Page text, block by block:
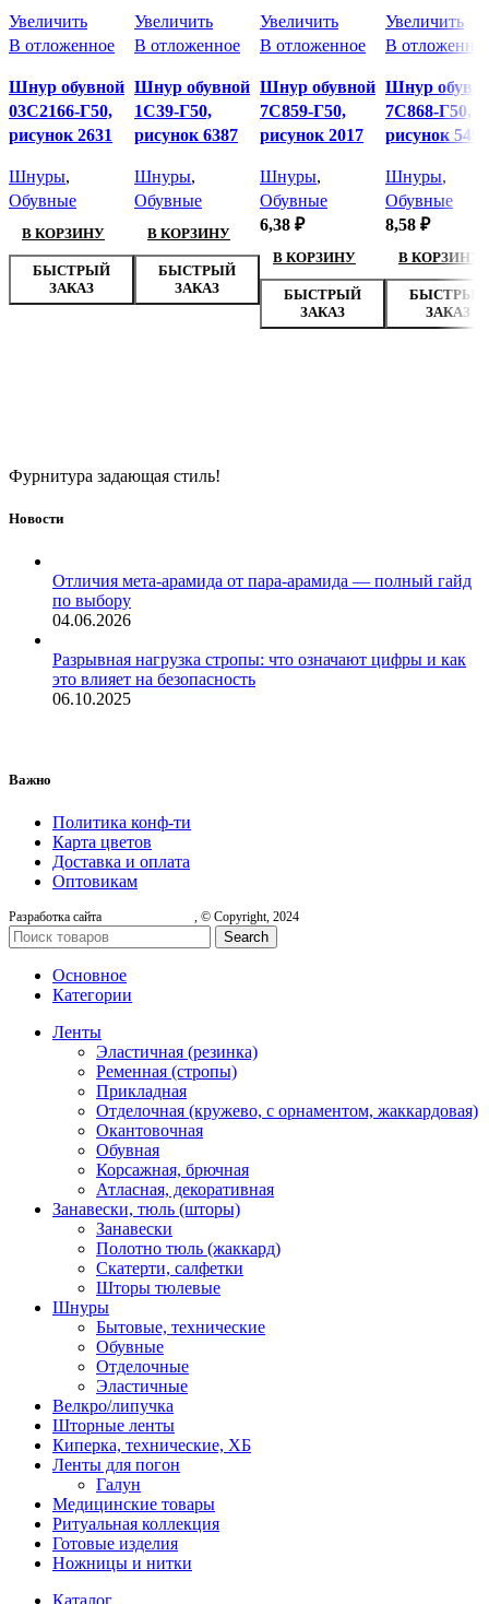
Увеличить
В отложенное
Шнур обувной
03С2166-Г50,
рисунок 2631
Шнуры,
Обувные
В КОРЗИНУ
БЫСТРЫЙ
ЗАКАЗ
Увеличить
В отложенное
Шнур обувной
1С39-Г50,
рисунок 6387
Шнуры,
Обувные
В КОРЗИНУ
БЫСТРЫЙ
ЗАКАЗ
Увеличить
В отложенное
Шнур обувной
7С859-Г50,
рисунок 2017
Шнуры,
Обувные
6,38 ₽
В КОРЗИНУ
БЫСТРЫЙ
ЗАКАЗ
Увеличить
В
Шнур
7С868-Г50,
рисунок 5497
Шнуры,
Обувные
8,58 ₽
В КОРЗИНУ
БЫСТРЫЙ
ЗАКАЗ
Фурнитура задающая стиль!
Новости
Отличия мета-арамида от пара-арамида — полный гайд
по выбору
04.06.2026
Разрывная нагрузка стропы: что означают цифры и как
это влияет на безопасность
06.10.2025
Важно
Политика конф-ти
Карта цветов
Доставка и оплата
Оптовикам
Разработка сайта , © Copyright, 2024
Search
Основное
Категории
Ленты
Эластичная (резинка)
Ременная (стропы)
Прикладная
Отделочная (кружево, с орнаментом, жаккардовая)
Окантовочная
Обувная
Корсажная, брючная
Атласная, декоративная
Занавески, тюль (шторы)
Занавески
Полотно тюль (жаккард)
Скатерти, салфетки
Шторы тюлевые
Шнуры
Бытовые, технические
Обувные
Отделочные
Эластичные
Велкро/липучка
Шторные ленты
Киперка, технические, ХБ
Ленты для погон
Галун
Медицинские товары
Ритуальная коллекция
Готовые изделия
Ножницы и нитки
Каталог